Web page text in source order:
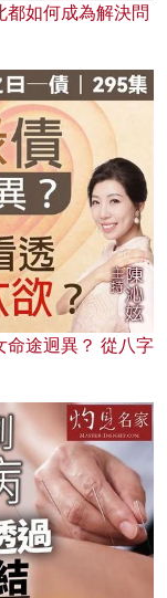
都如何成為解決問
命途迥異？ 從八字